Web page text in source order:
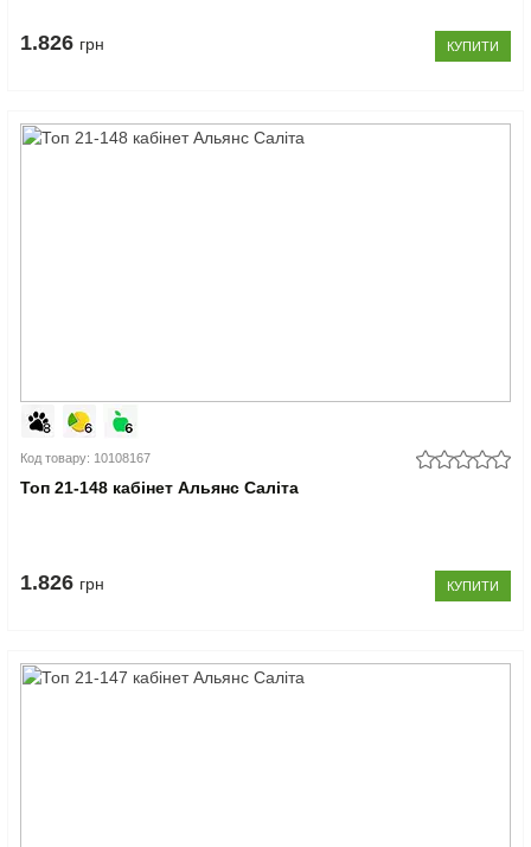
1.826 грн КУПИТИ
Код товару: 10108167
Топ 21-148 кабінет Альянс Саліта
1.826 грн КУПИТИ